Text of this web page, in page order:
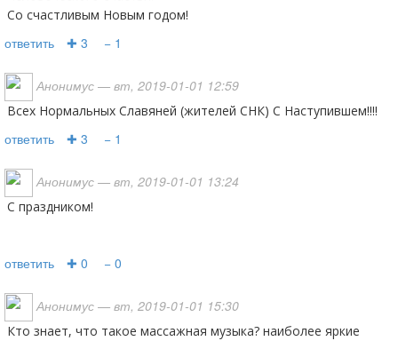
Со счастливым Новым годом!
ответить ✚ 3 − 1
Анонимус — вт, 2019-01-01 12:59
Всех Нормальных Славяней (жителей СНК) С Наступившем!!!!
ответить ✚ 3 − 1
Анонимус — вт, 2019-01-01 13:24
С праздником!
ответить ✚ 0 − 0
Анонимус — вт, 2019-01-01 15:30
кто знает, что такое массажная музыка? наиболее яркие